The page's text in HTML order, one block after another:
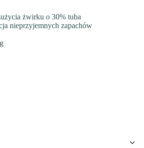
żwirku o 30% tuba
nieprzyjemnych zapachów